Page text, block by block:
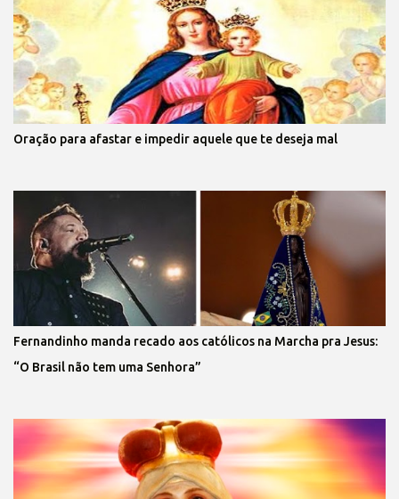
Oração para afastar e impedir aquele que te deseja mal
Fernandinho manda recado aos católicos na Marcha pra Jesus:
“O Brasil não tem uma Senhora”